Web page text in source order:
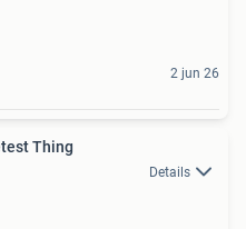
2 jun 26
Thing
Details